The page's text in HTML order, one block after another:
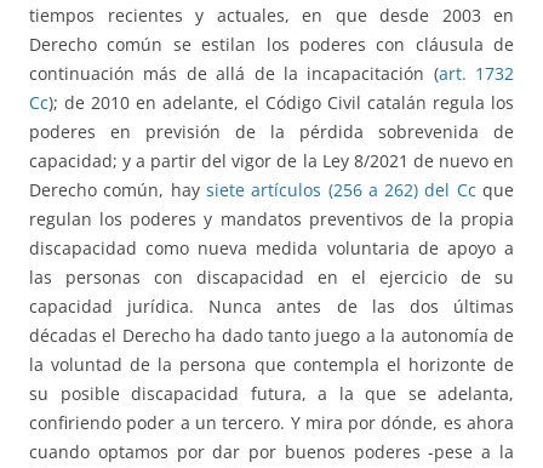
tiempos recientes y actuales, en que desde 2003 en
Derecho común se estilan los poderes con cláusula de
continuación más de allá de la incapacitación (art. 1732
Cc); de 2010 en adelante, el Código Civil catalán regula los
poderes en previsión de la pérdida sobrevenida de
capacidad; y a partir del vigor de la Ley 8/2021 de nuevo en
Derecho común, hay siete artículos (256 a 262) del Cc que
regulan los poderes y mandatos preventivos de la propia
discapacidad como nueva medida voluntaria de apoyo a
las personas con discapacidad en el ejercicio de su
capacidad jurídica. Nunca antes de las dos últimas
décadas el Derecho ha dado tanto juego a la autonomía de
la voluntad de la persona que contempla el horizonte de
su posible discapacidad futura, a la que se adelanta,
confiriendo poder a un tercero. Y mira por dónde, es ahora
cuando optamos por dar por buenos poderes -pese a la